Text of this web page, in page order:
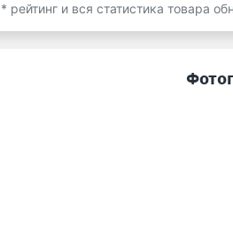
* рейтинг и вся статистика товара